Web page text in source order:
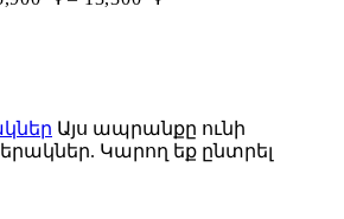
Այս ապրանքը ունի
Կարող եք ընտրել